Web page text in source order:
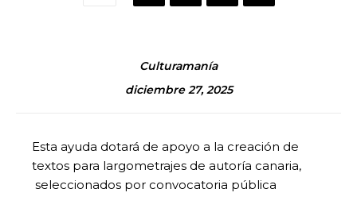
Culturamanía
diciembre 27, 2025
Esta ayuda dotará de apoyo a la creación de
textos para largometrajes de autoría canaria,
seleccionados por convocatoria pública